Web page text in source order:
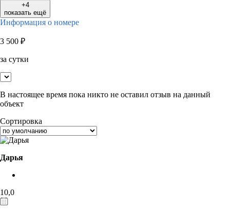
+4
показать ещё
Информация о номере
3 500 ₽
за сутки
В настоящее время пока никто не оставил отзыв на данный
объект
Сортировка
Дарья
10,0